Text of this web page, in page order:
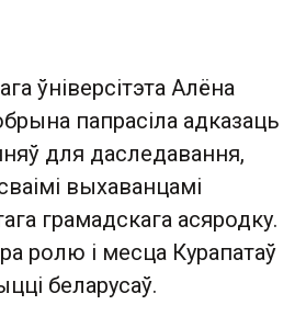
ўніверсітэта Алёна
папрасіла адказаць
для даследавання,
выхаванцамі
грамадскага асяродку.
ролю і месца Курапатаў
беларусаў.